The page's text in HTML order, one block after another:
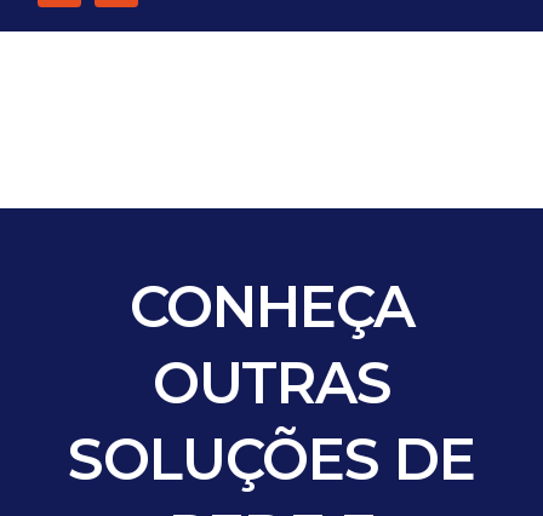
CONHEÇA
OUTRAS
SOLUÇÕES DE